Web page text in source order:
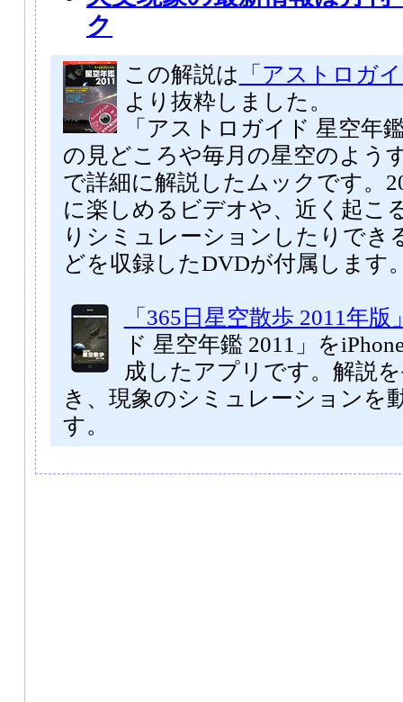
ク
この解説は 「アストロガ
より抜粋しました。
「アストロガイド 星空年
の見どころや毎月の星空のよう
で詳細に解説したムックです。
に楽しめるビデオや、近く起こ
りシミュレーションしたりでき
どを収録したDVDが付属します
「365日星空散歩 2011年版
ド 星空年鑑 2011」を
成したアプリです。解説
き、現象のシミュレーションを
す。